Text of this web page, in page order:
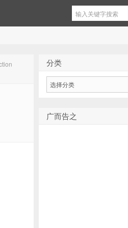
分类
广而告之